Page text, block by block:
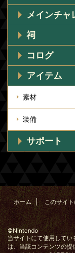
メインチャ
祠
コログ
アイテム
素材
装備
サポート
ホーム このサイ
©Nintendo
当サイトにて使用して
は、当該コンテンツの提